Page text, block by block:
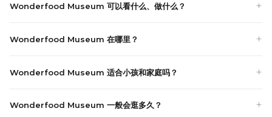
Wonderfood Museum 可以看什么、做什么？
Wonderfood Museum 在哪里？
Wonderfood Museum 适合小孩和家庭吗？
Wonderfood Museum 一般会逛多久？